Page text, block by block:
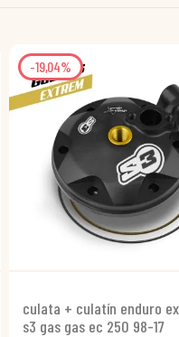
-19,04%
culata + culatín enduro
s3 gas gas ec 250 98-17